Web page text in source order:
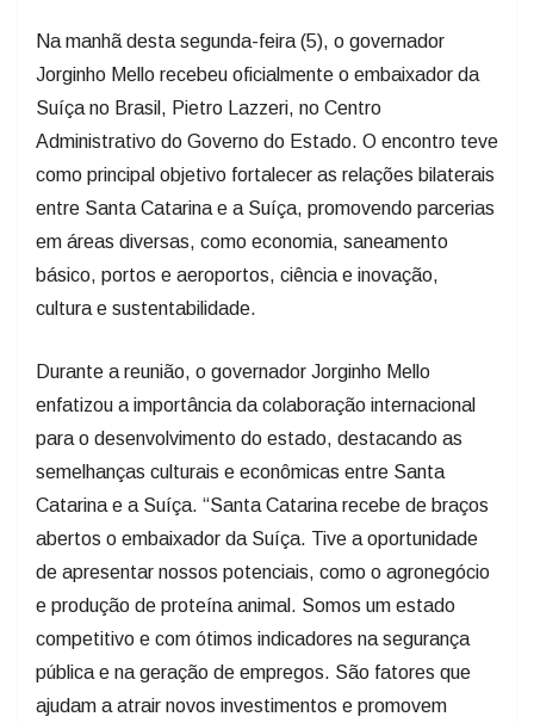
Na manhã desta segunda-feira (5), o governador
Jorginho Mello recebeu oficialmente o embaixador da
Suíça no Brasil, Pietro Lazzeri, no Centro
Administrativo do Governo do Estado. O encontro teve
como principal objetivo fortalecer as relações bilaterais
entre Santa Catarina e a Suíça, promovendo parcerias
em áreas diversas, como economia, saneamento
básico, portos e aeroportos, ciência e inovação,
cultura e sustentabilidade.
Durante a reunião, o governador Jorginho Mello
enfatizou a importância da colaboração internacional
para o desenvolvimento do estado, destacando as
semelhanças culturais e econômicas entre Santa
Catarina e a Suíça. “Santa Catarina recebe de braços
abertos o embaixador da Suíça. Tive a oportunidade
de apresentar nossos potenciais, como o agronegócio
e produção de proteína animal. Somos um estado
competitivo e com ótimos indicadores na segurança
pública e na geração de empregos. São fatores que
ajudam a atrair novos investimentos e promovem